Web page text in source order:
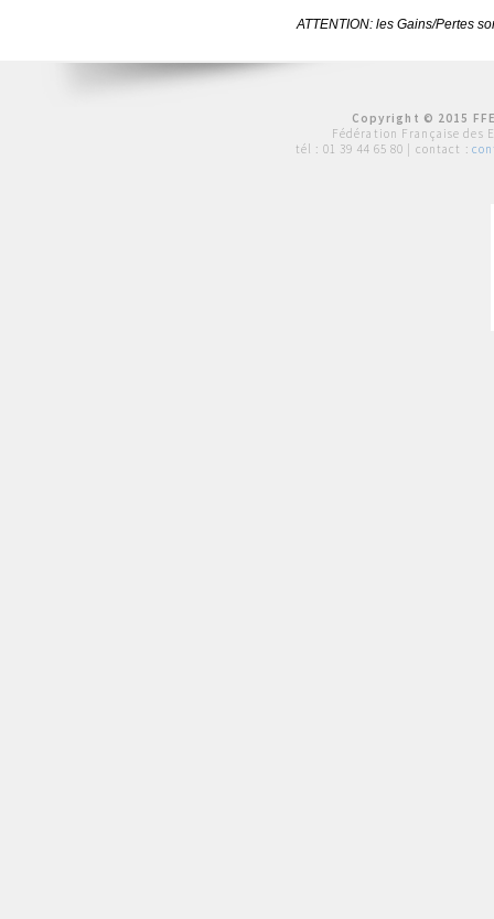
ATTENTION: les Gains/Pertes
Copyright © 2015
Fédération Française des
tél : 01 39 44 65 80 | contact :